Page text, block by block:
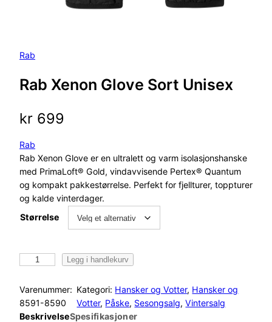
Rab
Rab Xenon Glove Sort Unisex
kr 699
Rab
Rab Xenon Glove er en ultralett og varm isolasjonshanske
med PrimaLoft® Gold, vindavvisende Pertex® Quantum
og kompakt pakkestørrelse. Perfekt for fjellturer, toppturer
og kalde vinterdager.
Størrelse
b
X
e
Legg i handlekurv
Varenummer:
8591-8590
Kategori: Hansker og Votter, Hansker og
Votter, Påske, Sesongsalg, Vintersalg
BeskrivelseSpesifikasjoner